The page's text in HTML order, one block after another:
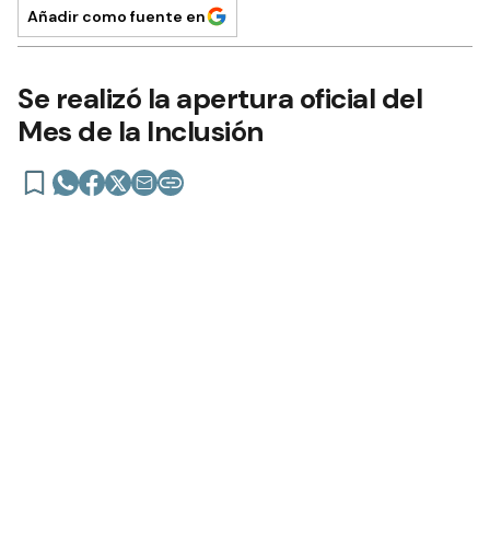
Añadir como fuente en
Se realizó la apertura oficial del
Mes de la Inclusión